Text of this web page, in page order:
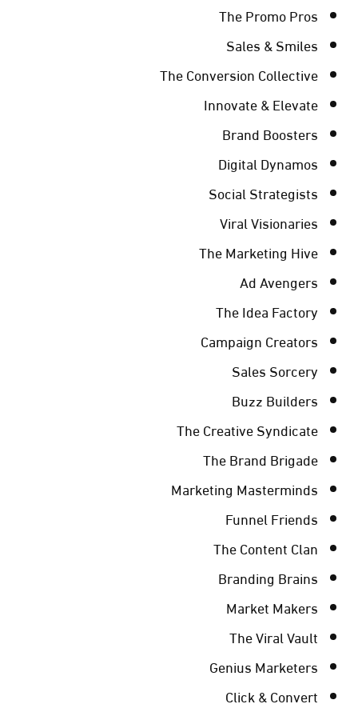
The Promo Pros
Sales & Smiles
The Conversion Collective
Innovate & Elevate
Brand Boosters
Digital Dynamos
Social Strategists
Viral Visionaries
The Marketing Hive
Ad Avengers
The Idea Factory
Campaign Creators
Sales Sorcery
Buzz Builders
The Creative Syndicate
The Brand Brigade
Marketing Masterminds
Funnel Friends
The Content Clan
Branding Brains
Market Makers
The Viral Vault
Genius Marketers
Click & Convert